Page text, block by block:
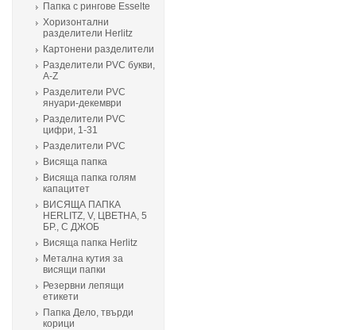
Папка с рингове Esselte
Хоризонтални
разделители Herlitz
Картонени разделители
Разделители PVC букви,
A-Z
Разделители PVC
януари-декември
Разделители PVC
цифри, 1-31
Разделители PVC
Висяща папка
Висяща папка голям
капацитет
ВИСЯЩА ПАПКА
HERLITZ, V, ЦВЕТНА, 5
БР., С ДЖОБ
Висяща папка Herlitz
Метална кутия за
висящи папки
Резервни лепящи
етикети
Папка Дело, твърди
корици